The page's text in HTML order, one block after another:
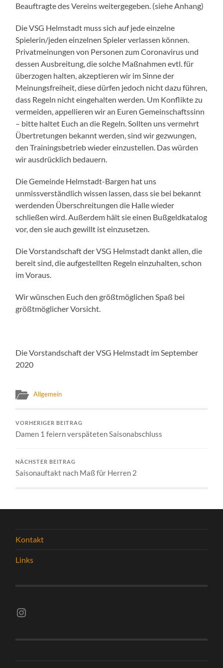
Beauftragte des Vereins weitergegeben. (siehe Anhang)
Die VSG Helmstadt muss sich auf jede einzelne
Spielerin/jeden einzelnen Spieler verlassen können.
Privatmeinungen von Personen zum Coronavirus und
dessen Ausbreitung, die solche Maßnahmen evtl. für
überzogen halten, akzeptieren wir im Sinne der
Meinungsfreiheit, diese dürfen jedoch nicht dazu führen,
dass Regeln nicht eingehalten werden. Um Konflikte zu
vermeiden, appellieren wir an Euren Gemeinschaftssinn
– bitte haltet Euch an die Regeln. Sollten uns vermehrt
Übertretungen bekannt werden, sind wir gezwungen,
den Trainingsbetrieb wieder einzustellen. Das würden
wir ausdrücklich bedauern.
Die Gemeinde Helmstadt-Bargen hat uns
unmissverständlich wissen lassen, dass sie bei bekannt
werdenden Überschreitungen die Halle wieder
schließen wird. Außerdem hält sie einen Bußgeldkatalog
vor, den sie auch gewillt ist einzusetzen.
Die Vorstandschaft der VSG Helmstadt dankt allen, die
bereit sind, die aufgestellten Regeln einzuhalten, schon
im Voraus.
Wir wünschen Euch den größtmöglichen Spaß bei
größtmöglicher Vorsicht.
Die Vorstandschaft der VSG Helmstadt im September
2020
Allgemein
VORHERIGER BEITRAG
Damen 1 feiern verspäteten Saisonabschluss
NÄCHSTER BEITRAG
Saisonauftakt nach Maß für Herren 2
Kontakt
Links
Instagram vsghelmstadt.volleyball